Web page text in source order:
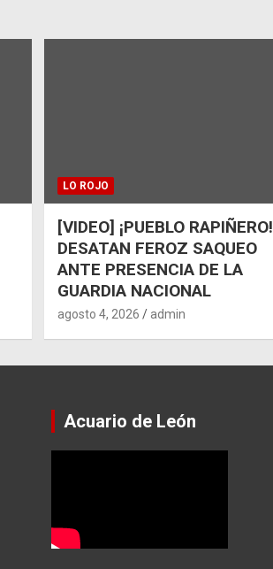
LO ROJO
[VIDEO] ¡PUEBLO RAPIÑERO!
DESATAN FEROZ SAQUEO
ANTE PRESENCIA DE LA
GUARDIA NACIONAL
agosto 4, 2026 admin
Acuario de León